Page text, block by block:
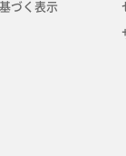
づく表示